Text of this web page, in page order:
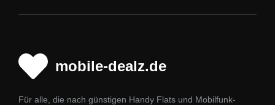
mobile-dealz.de
Für alle, die nach günstigen Handy Flats und Mobilfunk-